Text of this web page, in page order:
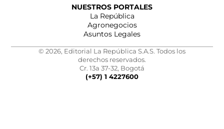
NUESTROS PORTALES
La República
Agronegocios
Asuntos Legales
© 2026, Editorial La República S.A.S. Todos los
derechos reservados.
Cr. 13a 37-32, Bogotá
(+57) 1 4227600